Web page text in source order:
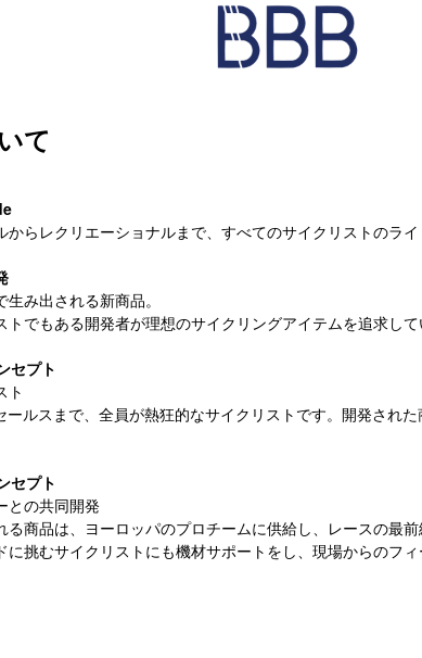
て
からレクリエーショナルまで、すべてのサイクリストのラ
み出される新商品。
トでもある開発者が理想のサイクリングアイテムを追求して
セプト
ト
ールスまで、全員が熱狂的なサイクリストです。開発され
セプト
との共同開発
る商品は、ヨーロッパのプロチームに供給し、レースの最
に挑むサイクリストにも機材サポートをし、現場からのフ